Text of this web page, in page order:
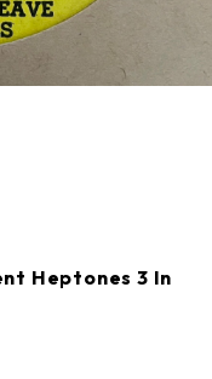
Heptones 3 In